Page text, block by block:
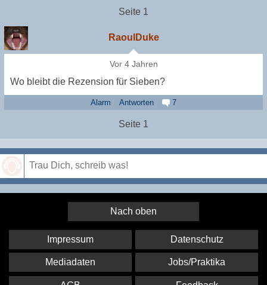
Seite 1
RaoulDuke
Vor 4 Jahren
Wo bleibt die Rezension für Sieben?
Alarm Antworten 7
Seite 1
Nach oben
Impressum Datenschutz
Mediadaten Jobs/Praktika